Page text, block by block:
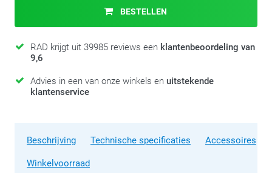
BESTELLEN
RAD krijgt uit 39985 reviews een klantenbeoordeling van
9,6
Advies in een van onze winkels en uitstekende
klantenservice
Beschrijving Technische specificaties Accessoires
Winkelvoorraad